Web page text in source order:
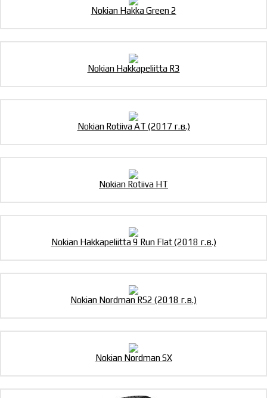
Nokian Hakka Green 2
Nokian Hakkapeliitta R3
Nokian Rotiiva AT (2017 г.в.)
Nokian Rotiiva HT
Nokian Hakkapeliitta 9 Run Flat (2018 г.в.)
Nokian Nordman RS2 (2018 г.в.)
Nokian Nordman SX